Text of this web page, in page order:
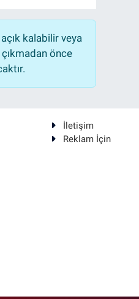
kalabilir veya
önce
İletişim
Reklam İçin